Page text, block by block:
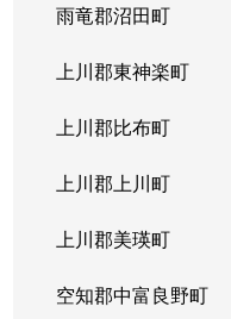
雨竜郡沼田町
上川郡東神楽町
上川郡比布町
上川郡上川町
上川郡美瑛町
空知郡中富良野町